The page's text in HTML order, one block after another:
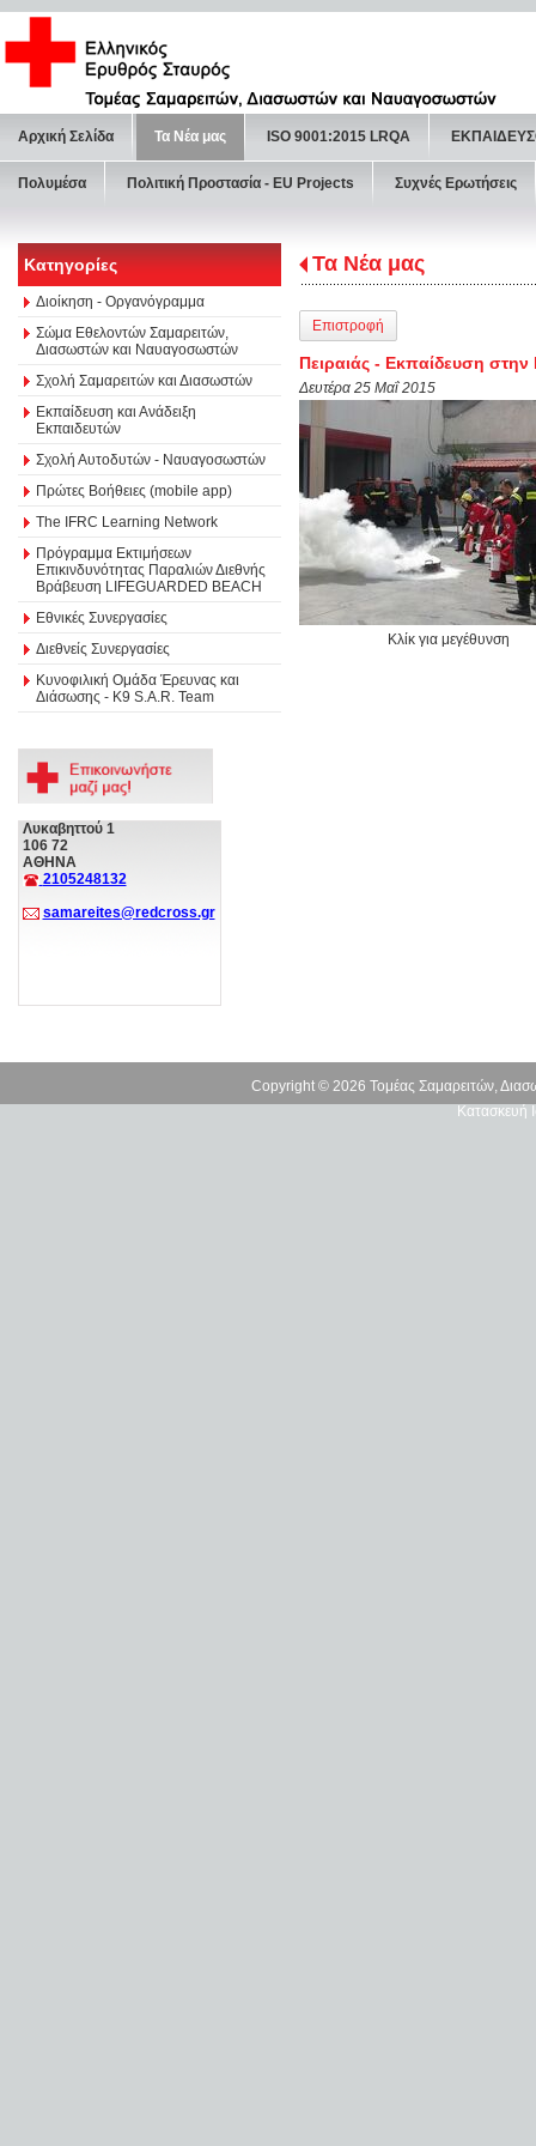
Αρχική Σελίδα Τα Νέα μας ISO 9001:2015 LRQA
Πολυμέσα Πολιτική Προστασία - ΕU Projects Συχνές Ερωτήσεις
Κατηγορίες
Διοίκηση - Οργανόγραμμα
Σώμα Εθελοντών Σαμαρειτών,
Διασωστών και Ναυαγοσωστών
Σχολή Σαμαρειτών και Διασωστών
Εκπαίδευση και Ανάδειξη
Εκπαιδευτών
Σχολή Αυτοδυτών - Ναυαγοσωστών
Πρώτες Βοήθειες (mobile app)
The IFRC Learning Network
Πρόγραμμα Εκτιμήσεων
Επικινδυνότητας Παραλιών Διεθνής
Βράβευση LIFEGUARDED BEACH
Εθνικές Συνεργασίες
Διεθνείς Συνεργασίες
Κυνοφιλική Ομάδα Έρευνας και
Διάσωσης - Κ9 S.A.R. Team
Λυκαβηττού 1
106 72
ΑΘΗΝΑ
2105248132
samareites@redcross.gr
Τα Νέα μας
Επιστροφή
Πειραιάς - Εκπαίδευση
Δευτέρα 25 Μαΐ 2015
Κλίκ για μεγέθυνση
Copyright © 2026 Τομέας Σαμαρειτών,
Κατασκευή